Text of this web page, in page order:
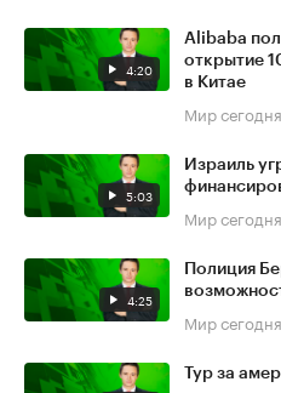
4:20
Alibaba
открытие
в Китае
Мир сегодня
5:03
Израиль
Мир сегодня
4:25
Полиция
Мир сегодня
Тур за